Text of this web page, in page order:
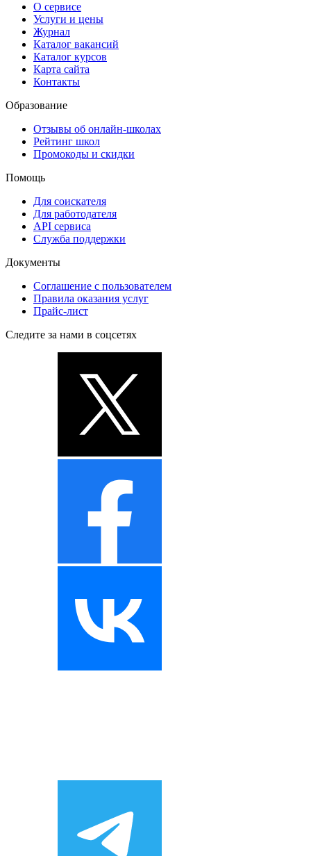
О сервисе
Услуги и цены
Журнал
Каталог вакансий
Каталог курсов
Карта сайта
Контакты
Образование
Отзывы об онлайн-школах
Рейтинг школ
Промокоды и скидки
Помощь
Для соискателя
Для работодателя
API сервиса
Служба поддержки
Документы
Соглашение с пользователем
Правила оказания услуг
Прайс-лист
Следите за нами в соцсетях